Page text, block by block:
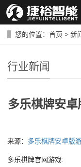
您的位置： 首页 > 新
行业新闻
多乐棋牌安
来源： 多乐棋牌安卓版
多乐棋牌官网游戏: